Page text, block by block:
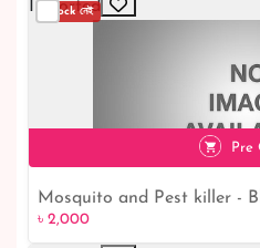
Imported
Stock নেই
৳ 2,000
Pre
Mosquito and Pest killer -
Bangladesh
৳ 2,000